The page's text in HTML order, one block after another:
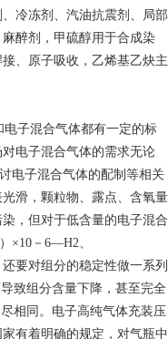
冷冻剂、汽油抗震剂、局部
醉剂，甲硫醇用于合成染
、原子吸收，乙烯基乙炔主
子混合气体都有一定的标
电子混合气体的需求无论
电子混合气体的配制等相关
滑，颗粒物、露点、含氧量
，但对于低含量的电子混合
×10－6—H2、
要对组分的稳定性做一系列
致组分含量下降，甚至完全
相同。电子高纯气体充装压
有着明确的规定，对气瓶中